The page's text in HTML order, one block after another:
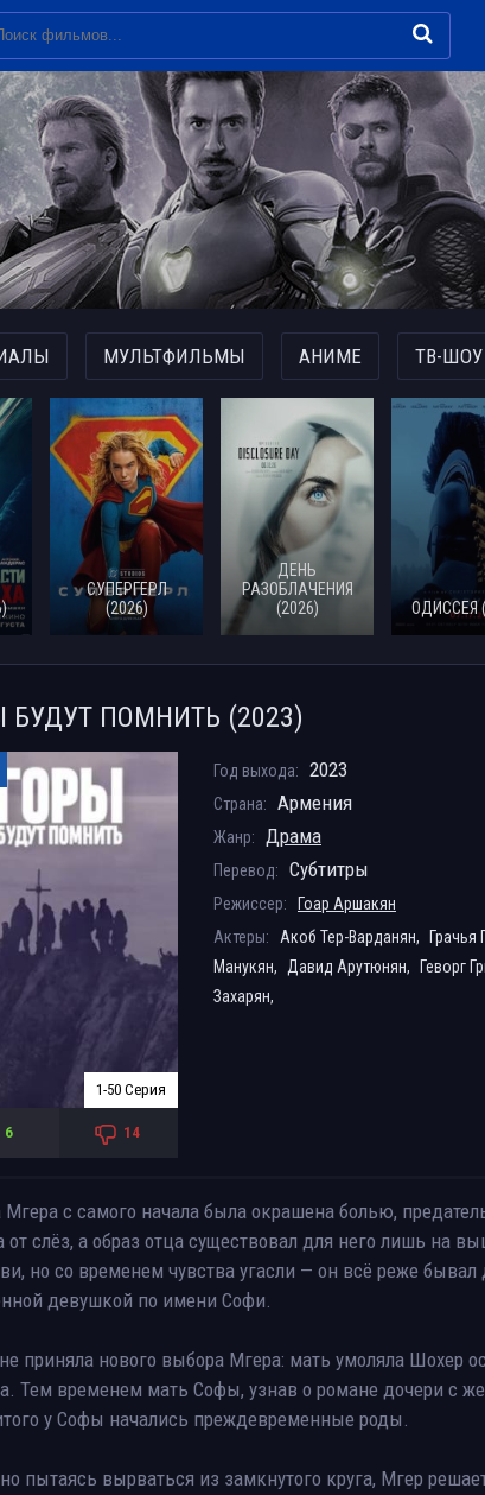
МУЛЬТФИЛЬМЫ АНИМЕ ТВ-ШОУ
СУПЕРГЕРЛ
(2026)
ДЕНЬ
РАЗОБЛАЧЕНИЯ
(2026)
ОДИССЕЯ
БУДУТ ПОМНИТЬ (2023)
1-50 Серия
6 14
Год выхода: 2023
Страна: Армения
Жанр: Драма
Перевод: Субтитры
Режиссер:
Гоар Аршакян
Актеры:
Акоб Тер-Варданян, Грачья
Манукян,
Давид Арутюнян, Геворг
Захарян,
Мгера с самого начала была окрашена болью,
от слёз, а образ отца существовал для него лишь на
но со временем чувства угасли — он всё реже
девушкой по имени Софи.
приняла нового выбора Мгера: мать умоляла Шохер
Тем временем мать Софы, узнав о романе дочери с
у Софы начались преждевременные роды.
пытаясь вырваться из замкнутого круга, Мгер